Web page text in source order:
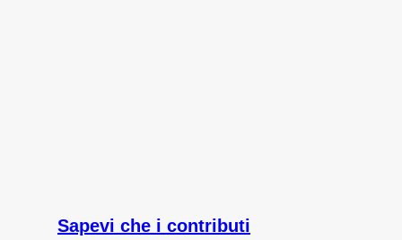
Sapevi che i contributi